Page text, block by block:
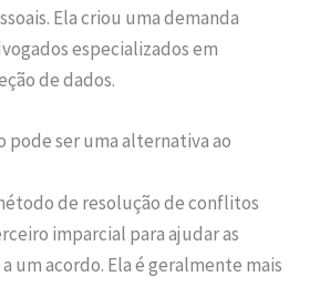
Ela criou uma demanda
especializados em
de dados.
pode ser uma alternativa ao
de resolução de conflitos
imparcial para ajudar as
um acordo. Ela é geralmente mais